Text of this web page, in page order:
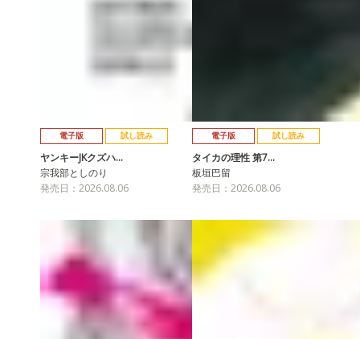
電子版 試し読み
ヤンキーJKクズハ…
宗我部としのり
発売日：2026.08.06
電子版 試し読み
タイカの理性 第7…
板垣巴留
発売日：2026.08.06